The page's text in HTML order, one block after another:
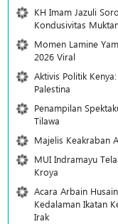
KH Imam Jazuli
Kondusivitas
Momen Lamine
2026 Viral
Aktivis Politik
Palestina
Penampilan
Tilawa
Majelis Keakraban
MUI Indramayu
Kroya
Acara Arbain
Kedalaman Ikatan
Irak